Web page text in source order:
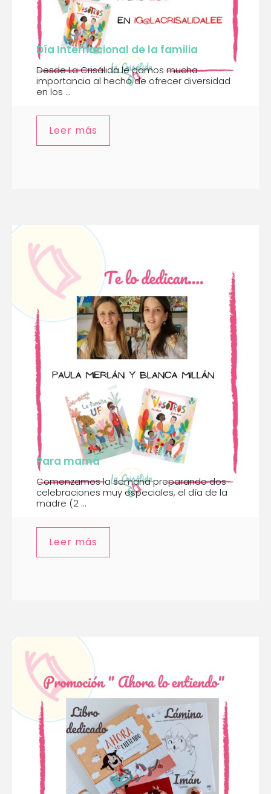
Día Internacional de la familia
Desde La Crisálida le damos mucha
importancia al hecho de ofrecer diversidad
en los ...
Leer más
Para mamá
Comenzamos la semana preparando dos
celebraciones muy especiales, el día de la
madre (2 ...
Leer más